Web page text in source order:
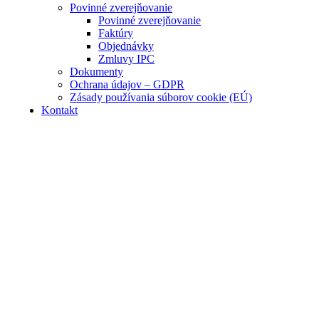
Povinné zverejňovanie
Povinné zverejňovanie
Faktúry
Objednávky
Zmluvy IPC
Dokumenty
Ochrana údajov – GDPR
Zásady používania súborov cookie (EÚ)
Kontakt